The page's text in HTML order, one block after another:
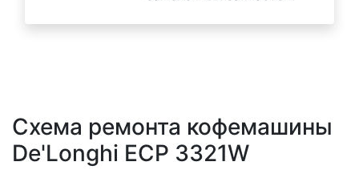
Схема ремонта кофемашины
De'Longhi ECP 3321W